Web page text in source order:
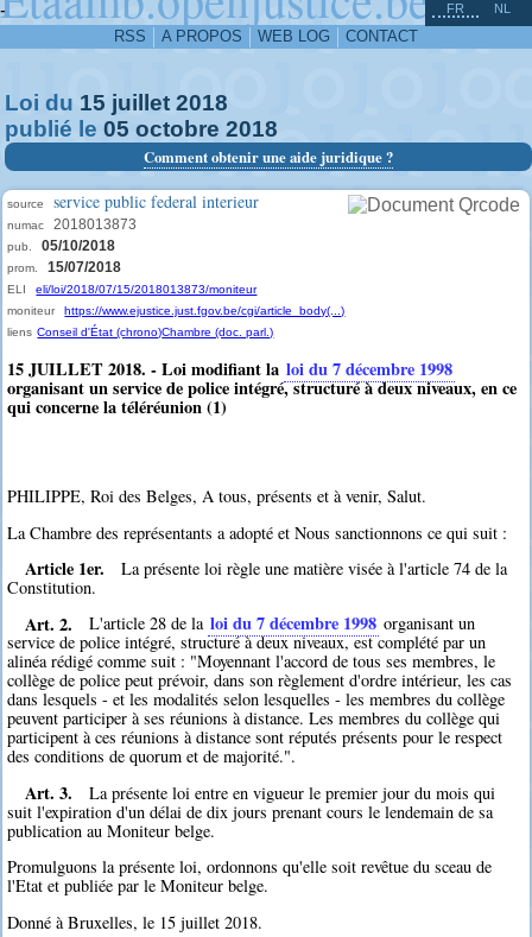
-
RSS A PROPOS WEB LOG CONTACT
FR NL
Loi du 15 juillet 2018
publié le 05 octobre 2018
Comment obtenir une aide juridique ?
source service public federal interieur
numac 2018013873
pub. 05/10/2018
prom. 15/07/2018
ELI
eli/loi/2018/07/15/2018013873/moniteur
moniteur
https://www.ejustice.just.fgov.be/cgi/article_body(...)
liens Conseil d'État (chrono)Chambre (doc. parl.)
15 JUILLET 2018. - Loi modifiant la loi du 7 décembre 1998
organisant un service de police intégré, structuré à deux niveaux, en ce
qui concerne la téléréunion (1)
PHILIPPE, Roi des Belges, A tous, présents et à venir, Salut.
La Chambre des représentants a adopté et Nous sanctionnons ce qui suit :
Article 1er.
La présente loi règle une matière visée à l'article 74 de la
Constitution.
Art. 2. L'article 28 de la loi du 7 décembre 1998 organisant un
service de police intégré, structuré à deux niveaux, est complété par un
alinéa rédigé comme suit : "Moyennant l'accord de tous ses membres, le
collège de police peut prévoir, dans son règlement d'ordre intérieur, les cas
dans lesquels - et les modalités selon lesquelles - les membres du collège
peuvent participer à ses réunions à distance. Les membres du collège qui
participent à ces réunions à distance sont réputés présents pour le respect
des conditions de quorum et de majorité.".
Art. 3.
La présente loi entre en vigueur le premier jour du mois qui
suit l'expiration d'un délai de dix jours prenant cours le lendemain de sa
publication au Moniteur belge.
Promulguons la présente loi, ordonnons qu'elle soit revêtue du sceau de
l'Etat et publiée par le Moniteur belge.
Donné à Bruxelles, le 15 juillet 2018.
^